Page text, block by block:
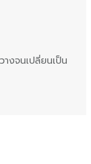
งจนเปลี่ยนเป็น